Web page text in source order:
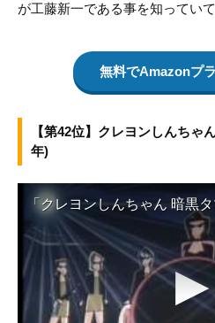
が工藤新一である事を知ってい
無料でAmazonプ
【第42位】クレヨンしんちゃ
年)
「クレヨンしんちゃん 暗黒
▶